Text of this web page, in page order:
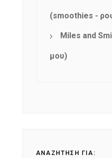
(smoothies -
Miles and
μου)
ΑΝΑΖΉΤΗΣΗ ΓΙΑ: